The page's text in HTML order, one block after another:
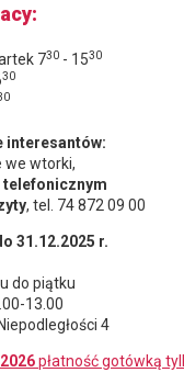
730 - 1530
30
interesantów:
we wtorki,
telefonicznym
, tel. 74 872 09 00
31.12.2025 r.
do piątku
13.00
4
płatność gotówką